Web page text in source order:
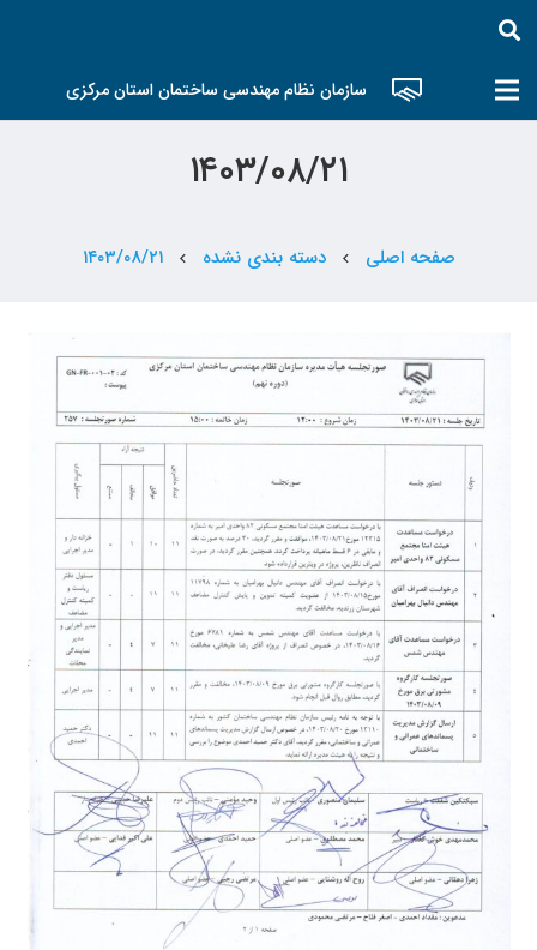
سازمان نظام مهندسی ساختمان استان مرکزی
۱۴۰۳/۰۸/۲۱
صفحه اصلی chevron_left دسته بندی نشده chevron_left ۱۴۰۳/۰۸/۲۱